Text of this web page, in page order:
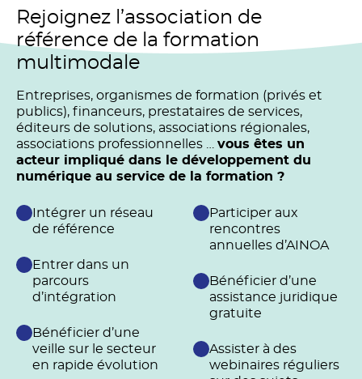
Rejoignez l’association de
référence de la formation
multimodale
Entreprises, organismes de formation (privés et
publics), financeurs, prestataires de services,
éditeurs de solutions, associations régionales,
associations professionnelles … vous êtes un
acteur impliqué dans le développement du
numérique au service de la formation ?
Intégrer un réseau
de référence
Entrer dans un
parcours
d’intégration
Bénéficier d’une
veille sur le secteur
en rapide évolution
Participer aux
rencontres
annuelles d’AINOA
Bénéficier d’une
assistance juridique
gratuite
Assister à des
webinaires réguliers